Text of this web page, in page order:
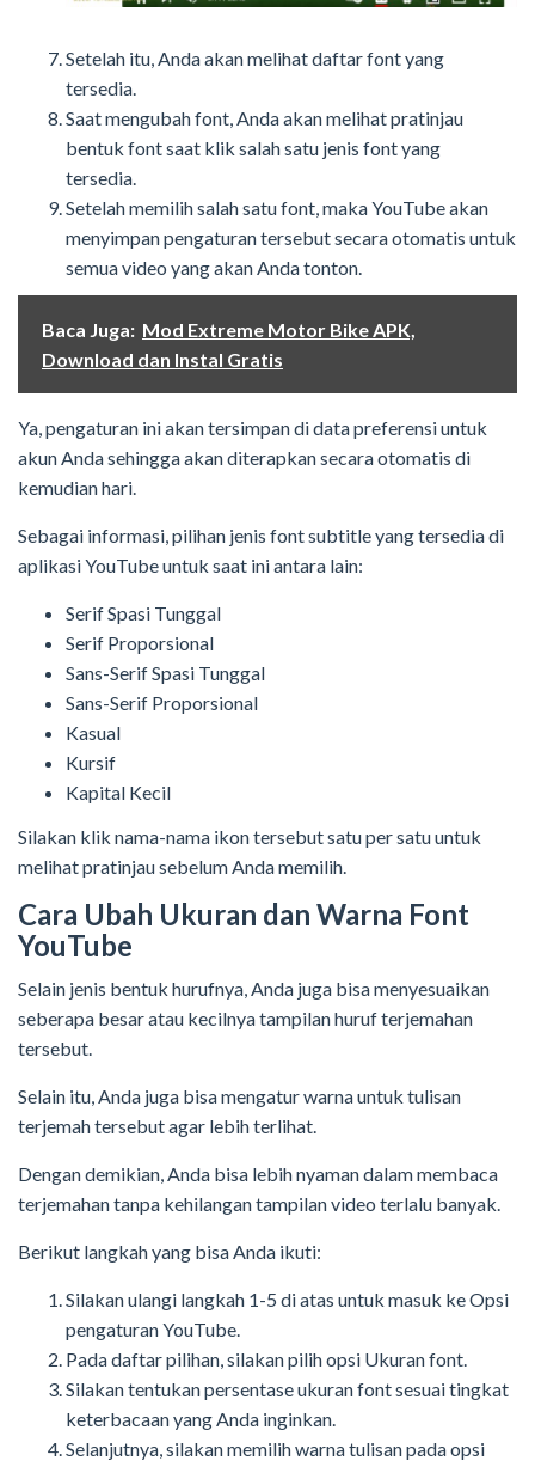
Setelah itu, Anda akan melihat daftar font yang
tersedia.
Saat mengubah font, Anda akan melihat pratinjau
bentuk font saat klik salah satu jenis font yang
tersedia.
Setelah memilih salah satu font, maka YouTube akan
menyimpan pengaturan tersebut secara otomatis untuk
semua video yang akan Anda tonton.
Baca Juga: Mod Extreme Motor Bike APK,
Download dan Instal Gratis
Ya, pengaturan ini akan tersimpan di data preferensi untuk
akun Anda sehingga akan diterapkan secara otomatis di
kemudian hari.
Sebagai informasi, pilihan jenis font subtitle yang tersedia di
aplikasi YouTube untuk saat ini antara lain:
Serif Spasi Tunggal
Serif Proporsional
Sans-Serif Spasi Tunggal
Sans-Serif Proporsional
Kasual
Kursif
Kapital Kecil
Silakan klik nama-nama ikon tersebut satu per satu untuk
melihat pratinjau sebelum Anda memilih.
Cara Ubah Ukuran dan Warna Font
YouTube
Selain jenis bentuk hurufnya, Anda juga bisa menyesuaikan
seberapa besar atau kecilnya tampilan huruf terjemahan
tersebut.
Selain itu, Anda juga bisa mengatur warna untuk tulisan
terjemah tersebut agar lebih terlihat.
Dengan demikian, Anda bisa lebih nyaman dalam membaca
terjemahan tanpa kehilangan tampilan video terlalu banyak.
Berikut langkah yang bisa Anda ikuti:
Silakan ulangi langkah 1-5 di atas untuk masuk ke Opsi
pengaturan YouTube.
Pada daftar pilihan, silakan pilih opsi Ukuran font.
Silakan tentukan persentase ukuran font sesuai tingkat
keterbacaan yang Anda inginkan.
Selanjutnya, silakan memilih warna tulisan pada opsi